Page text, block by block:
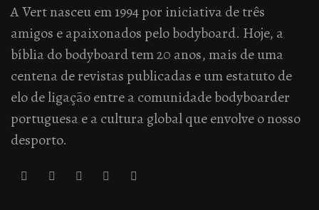
A Vert nasceu em 1994 por iniciativa de três
amigos e apaixonados pelo bodyboard. Hoje, a
bíblia do bodyboard tem 20 anos, mais de uma
centena de revistas publicadas e um estatuto de
elo de ligação entre a comunidade bodyboarder
portuguesa e a cultura global que envolve o nosso
desporto.